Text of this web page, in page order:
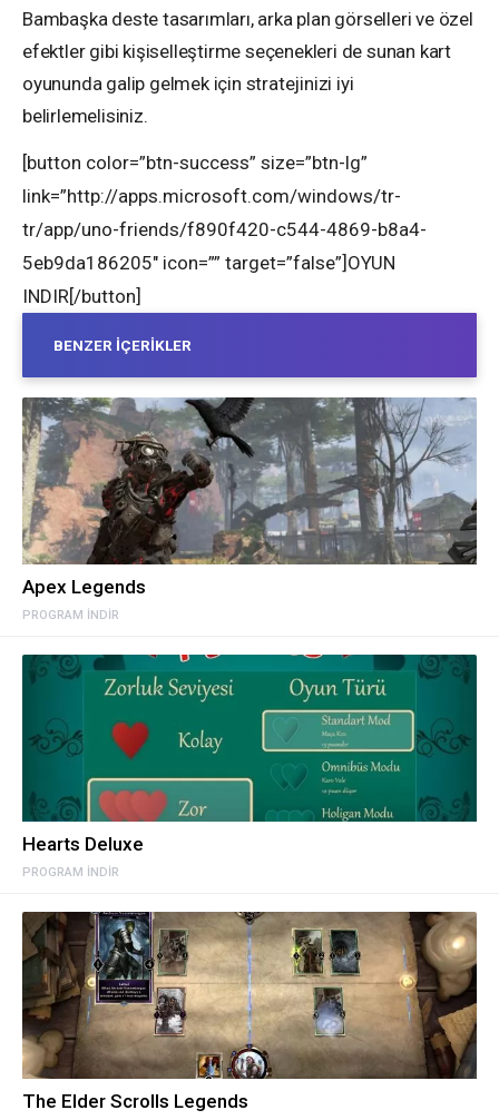
Bambaşka deste tasarımları, arka plan görselleri ve özel
efektler gibi kişiselleştirme seçenekleri de sunan kart
oyununda galip gelmek için stratejinizi iyi
belirlemelisiniz.
[button color=”btn-success” size=”btn-lg”
link=”http://apps.microsoft.com/windows/tr-
tr/app/uno-friends/f890f420-c544-4869-b8a4-
5eb9da186205″ icon=”” target=”false”]OYUN
INDIR[/button]
BENZER İÇERIKLER
PROGRAM INDIR
Apex Legends
PROGRAM INDIR
Hearts Deluxe
The Elder Scrolls Legends